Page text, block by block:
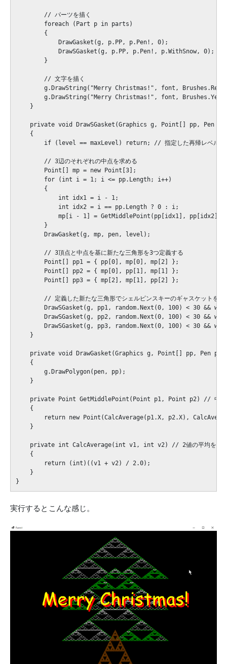
        // パーツを描く
        foreach (Part p in parts)
        {
            DrawGasket(g, p.PP, p.Pen!, 0);
            DrawSGasket(g, p.PP, p.Pen!, p.WithSnow, 0);
        }
        // 文字を描く
g.DrawString("Merry Christmas!", font,
g.DrawString("Merry Christmas!", font,
    }
private void DrawSGasket(Graphics g, Point[] pp, Pen
    {
if (level == maxLevel) return; // 指定した再帰レベルに
        // 3辺のそれぞれの中点を求める
        Point[] mp = new Point[3];
        for (int i = 1; i <= pp.Length; i++)
        {
            int idx1 = i - 1;
            int idx2 = i == pp.Length ? 0 : i;
            mp[i - 1] = GetMiddlePoint(pp[idx1], pp[idx2]);
        }
        DrawGasket(g, mp, pen, level);
        // 3頂点と中点を基に新たな三角形を3つ定義する
        Point[] pp1 = { pp[0], mp[0], mp[2] };
        Point[] pp2 = { mp[0], pp[1], mp[1] };
        Point[] pp3 = { mp[2], mp[1], pp[2] };
// 定義した新たな三角形でシェルピンスキーのギャスケットを描
DrawSGasket(g, pp1, random.Next(0, 100) < 30 &&
DrawSGasket(g, pp2, random.Next(0, 100) < 30 &&
DrawSGasket(g, pp3, random.Next(0, 100) < 30 &&
    }
private void DrawGasket(Graphics g, Point[] pp, Pen
    {
        g.DrawPolygon(pen, pp);
    }
private Point GetMiddlePoint(Point p1, Point p2) // 中点
    {
return new Point(CalcAverage(p1.X, p2.X),
    }
private int CalcAverage(int v1, int v2) // 2値の平均を求
    {
        return (int)((v1 + v2) / 2.0);
    }
実行するとこんな感じ。